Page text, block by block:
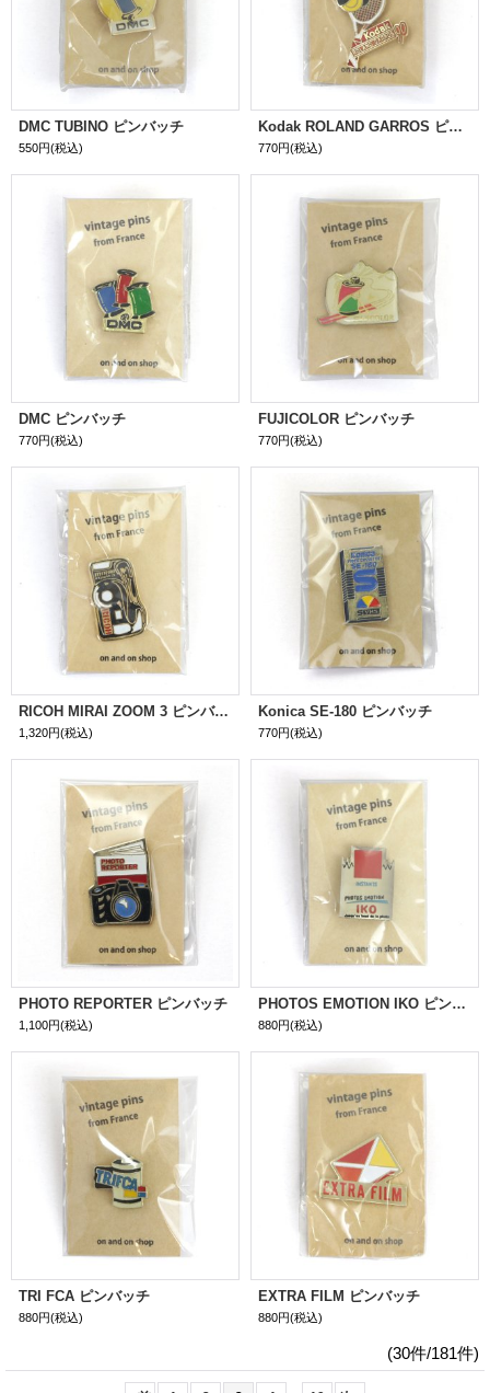
DMC TUBINO ピンバッチ
550円(税込)
Kodak ROLAND GARROS ピンバッチ
770円(税込)
DMC ピンバッチ
770円(税込)
FUJICOLOR ピンバッチ
770円(税込)
RICOH MIRAI ZOOM 3 ピンバッジ
1,320円(税込)
Konica SE-180 ピンバッチ
770円(税込)
PHOTO REPORTER ピンバッチ
1,100円(税込)
PHOTOS EMOTION IKO ピンバッチ
880円(税込)
TRI FCA ピンバッチ
880円(税込)
EXTRA FILM ピンバッチ
880円(税込)
(30件/181件)